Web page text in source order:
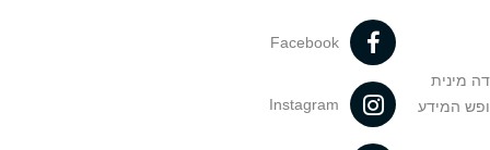
מינית
המידע
Facebook
Instagram